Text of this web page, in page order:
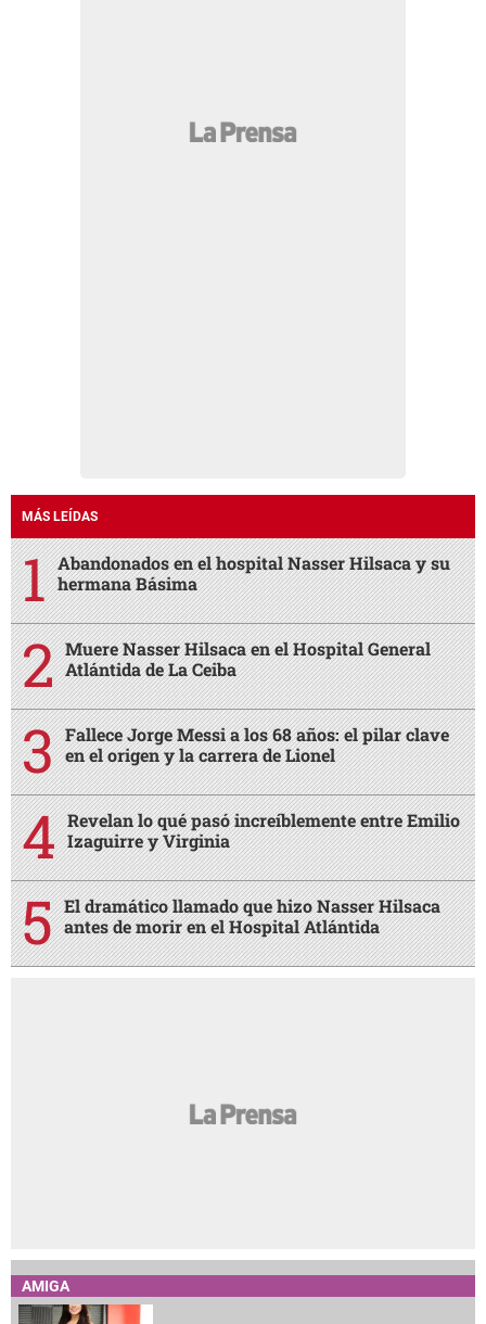
MÁS LEÍDAS
Abandonados en el hospital Nasser Hilsaca y su
hermana Básima
Muere Nasser Hilsaca en el Hospital General
Atlántida de La Ceiba
Fallece Jorge Messi a los 68 años: el pilar clave
en el origen y la carrera de Lionel
Revelan lo qué pasó increíblemente entre Emilio
Izaguirre y Virginia
El dramático llamado que hizo Nasser Hilsaca
antes de morir en el Hospital Atlántida
AMIGA